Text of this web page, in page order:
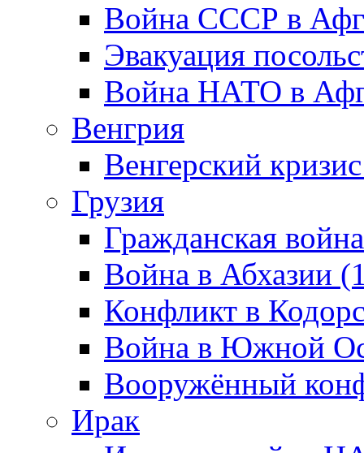
Война СССР в
Эвакуация
Война НАТО в
Венгрия
Венгерский
Грузия
Гражданская
Война в Абхазии
Конфликт в
Война в Южной
Вооружённый
Ирак